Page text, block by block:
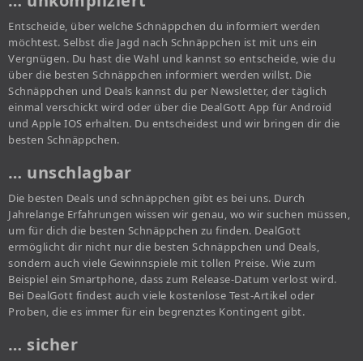
Entscheide, über welche Schnäppchen du informiert werden
möchtest. Selbst die Jagd nach Schnäppchen ist mit uns ein
Vergnügen. Du hast die Wahl und kannst so entscheide, wie du
über die besten Schnäppchen informiert werden willst. Die
Schnäppchen und Deals kannst du per Newsletter, der täglich
einmal verschickt wird oder über die DealGott App für Android
und Apple IOS erhalten. Du entscheidest und wir bringen dir die
besten Schnäppchen.
… unschlagbar
Die besten Deals und schnäppchen gibt es bei uns. Durch
Jahrelange Erfahrungen wissen wir genau, wo wir suchen müssen,
um für dich die besten Schnäppchen zu finden. DealGott
ermöglicht dir nicht nur die besten Schnäppchen und Deals,
sondern auch viele Gewinnspiele mit tollen Preise. Wie zum
Beispiel ein Smartphone, dass zum Release-Datum verlost wird.
Bei DealGott findest auch viele kostenlose Test-Artikel oder
Proben, die es immer für ein begrenztes Kontingent gibt.
… sicher